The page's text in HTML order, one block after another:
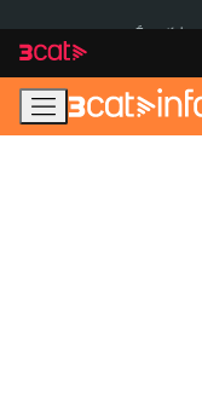
navegació
principal
contingut